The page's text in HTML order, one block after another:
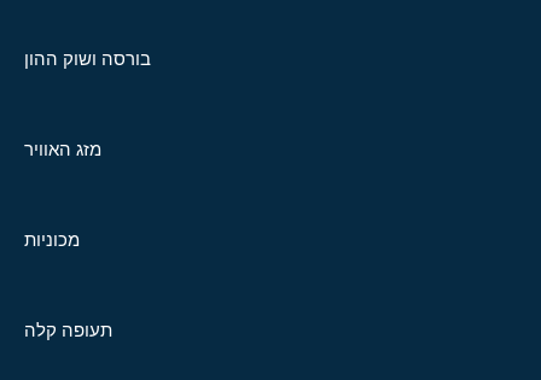
בורסה ושוק ההון
מזג האוויר
מכוניות
תעופה קלה